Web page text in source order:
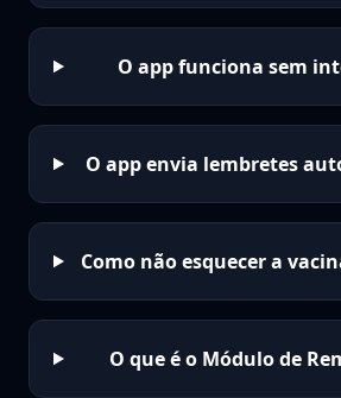
O app funciona sem
O app envia lembretes
Como não esquecer a
O que é o Módulo de